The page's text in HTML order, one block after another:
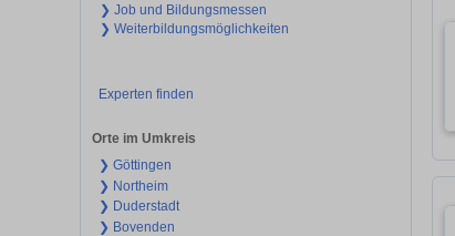
❯ Job und Bildungsmessen
❯ Weiterbildungsmöglichkeiten
Experten finden
Orte im Umkreis
❯ Göttingen
❯ Northeim
❯ Duderstadt
❯ Bovenden